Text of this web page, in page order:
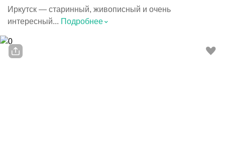
Иркутск — старинный, живописный и очень
интересный... Подробнее⌃